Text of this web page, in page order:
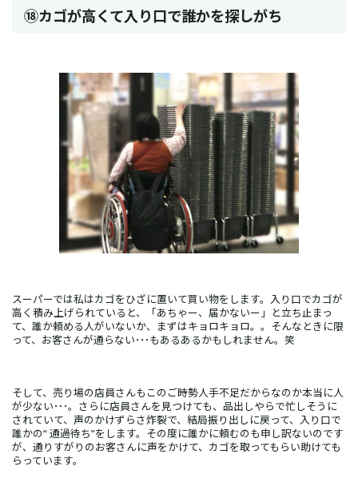
⑱カゴが高くて入り口で誰かを探しがち
スーパーでは私はカゴをひざに置いて買い物をします。入り口でカゴが
高く積み上げられていると、「あちゃー、届かないー」と立ち止まっ
て、誰か頼める人がいないか、まずはキョロキョロ。。そんなときに限
って、お客さんが通らない･･･もあるあるかもしれません。笑
そして、売り場の店員さんもこのご時勢人手不足だからなのか本当に人
が少ない･･･。さらに店員さんを見つけても、品出しやらで忙しそうに
されていて、声のかけずらさ炸裂で、結局振り出しに戻って、入り口で
誰かの“ 通過待ち”をします。その度に誰かに頼むのも申し訳ないのです
が、通りすがりのお客さんに声をかけて、カゴを取ってもらい助けても
らっています。